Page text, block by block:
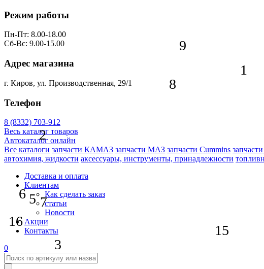
Режим работы
Пн-Пт: 8.00-18.00
Сб-Вс: 9.00-15.00
Адрес магазина
г. Киров, ул. Производственная, 29/1
Телефон
8 (8332) 703-912
Весь каталог товаров
Автокаталог онлайн
Все каталоги запчасти КАМАЗ запчасти МАЗ запчасти Cummins
автохимия, жидкости аксессуары, инструменты, принадлежности
Доставка и оплата
Клиентам
Как сделать заказ
статьи
Новости
Акции
Контакты
0
1
2
3
5
6
7
8
9
15
16